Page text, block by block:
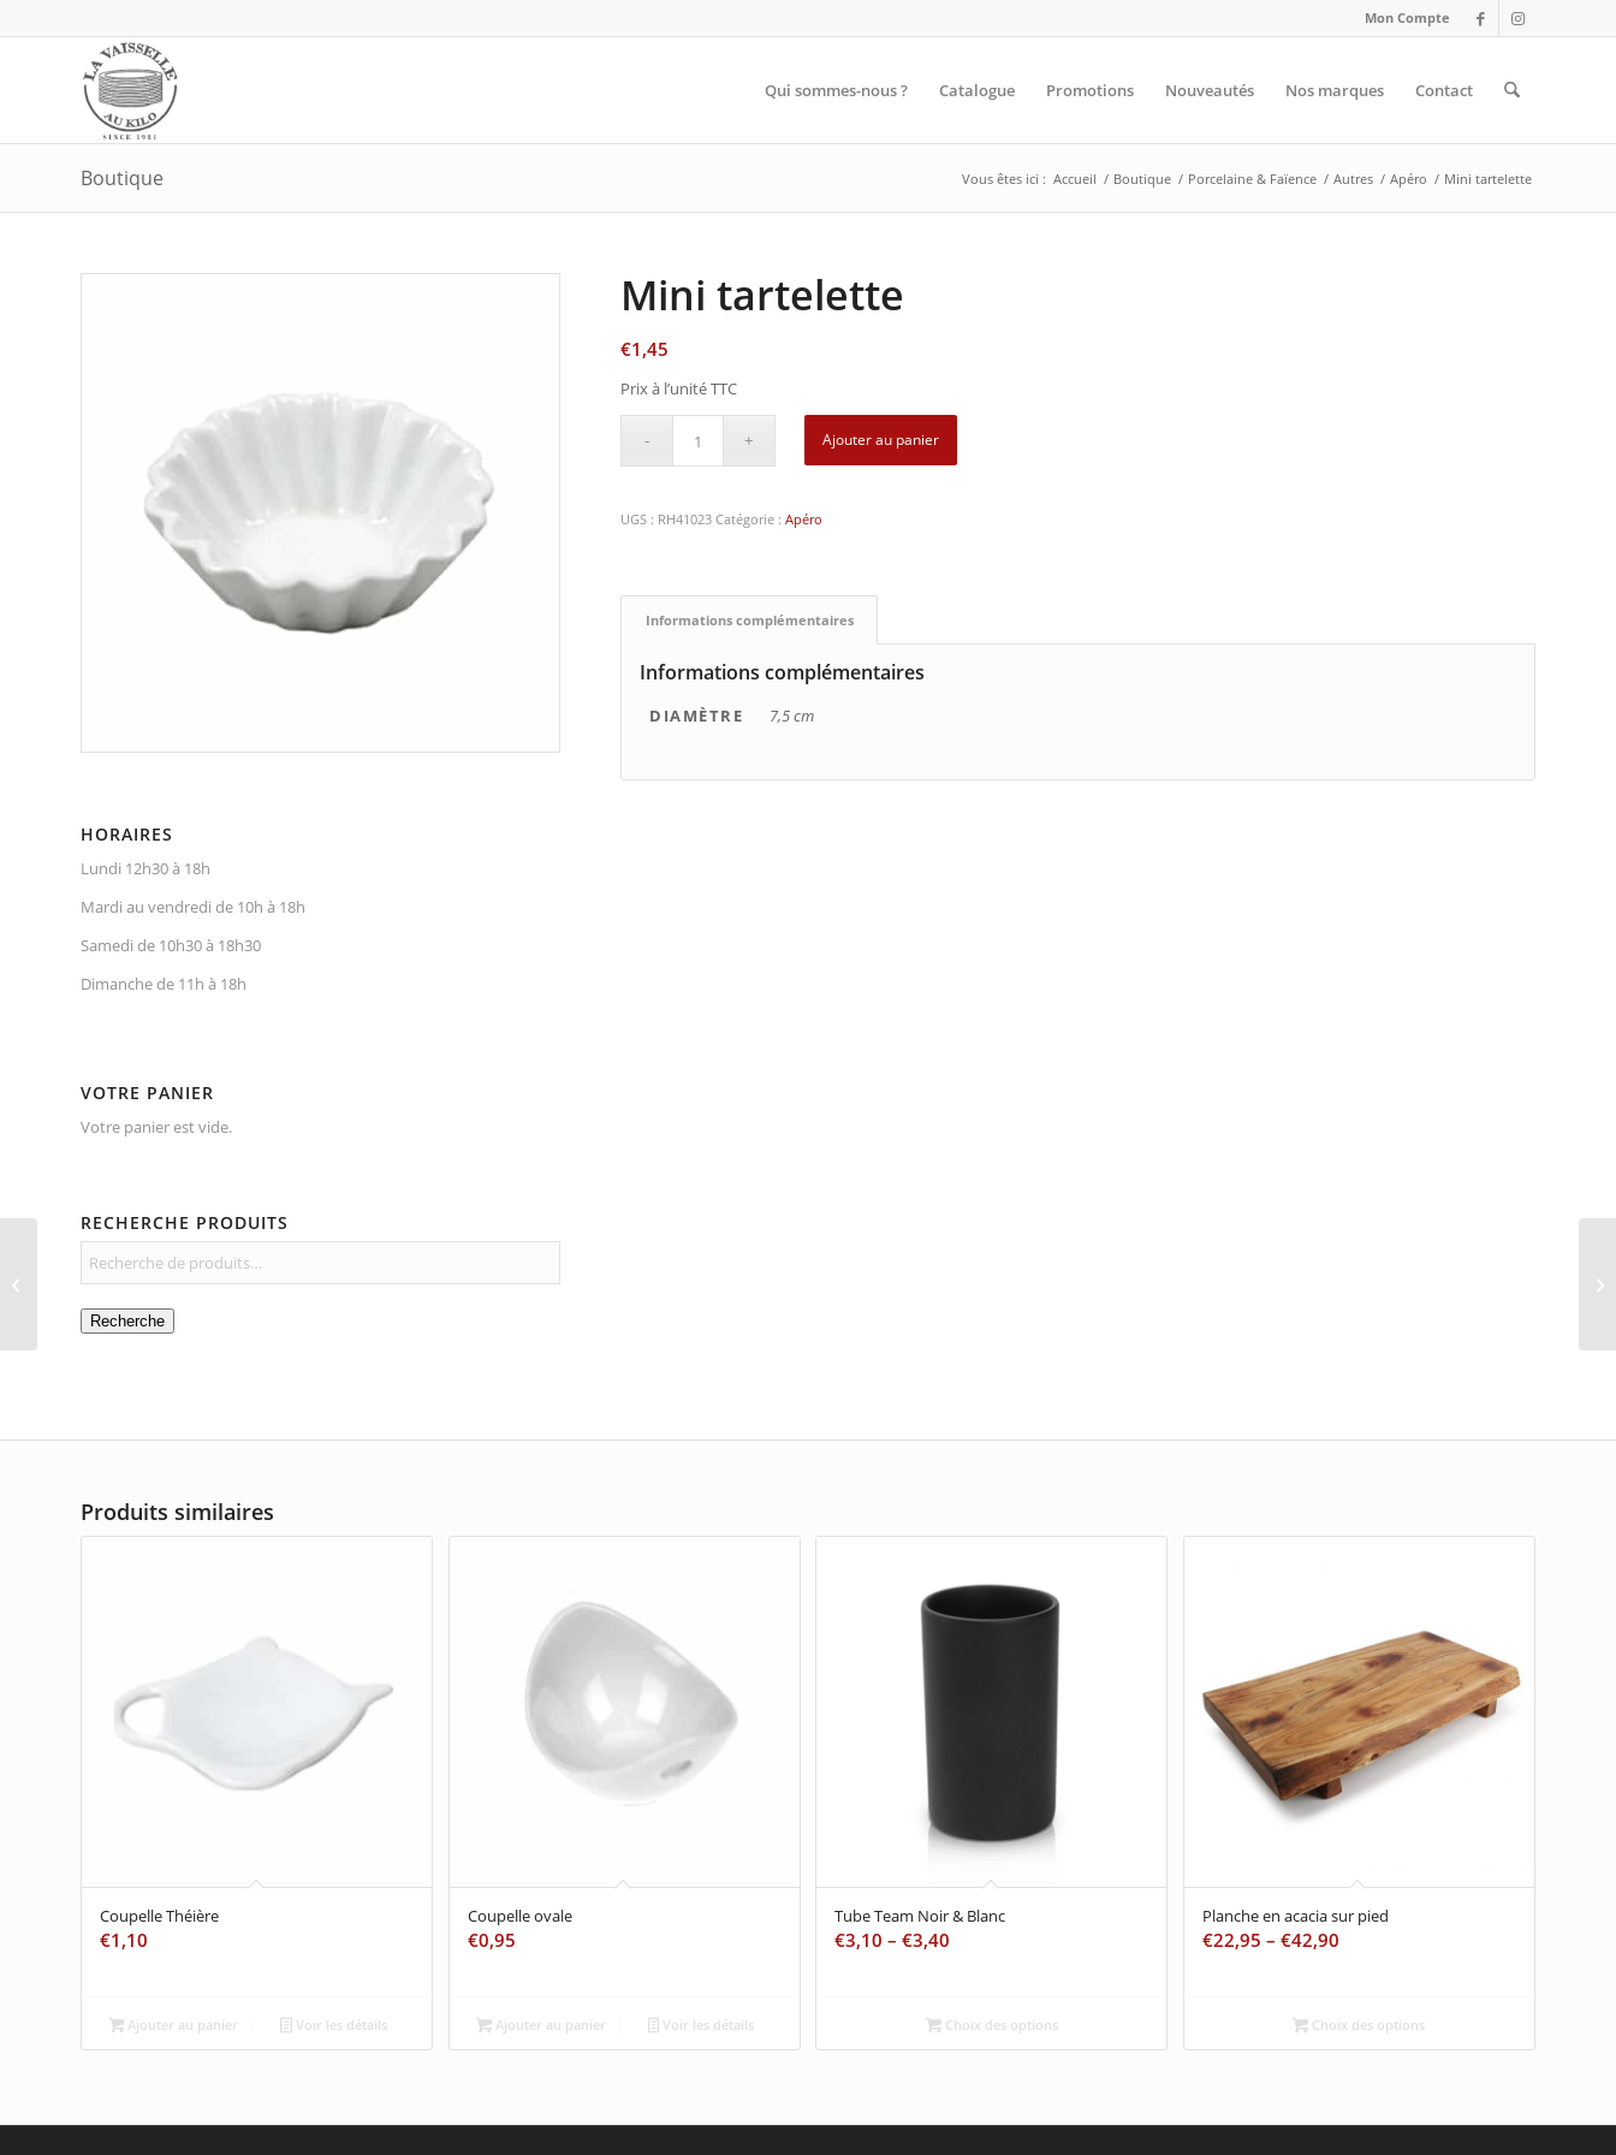
Mon Compte
Qui sommes-nous ? Catalogue Promotions Nouveautés Nos marques Contact
Boutique Vous êtes ici : Accueil / Boutique / Porcelaine & Faïence / Autres / Apéro / Mini tartelette
HORAIRES
Lundi 12h30 à 18h
Mardi au vendredi de 10h à 18h
Samedi de 10h30 à 18h30
Dimanche de 11h à 18h
VOTRE PANIER
Votre panier est vide.
RECHERCHE PRODUITS
Recherche
Mini tartelette
€1,45
Prix à l’unité TTC
Ajouter au panier
UGS : RH41023 Catégorie :Apéro
Informations complémentaires
Informations complémentaires
DIAMÈTRE 7,5 cm
Produits similaires
Coupelle Théière
€1,10
Ajouter au panier Voir les détails
Coupelle ovale
€0,95
Ajouter au panier Voir les détails
Tube Team Noir & Blanc
€3,10 –€3,40
Choix des options
Planche en acacia sur pied
€22,95 – €42,90
Choix des options